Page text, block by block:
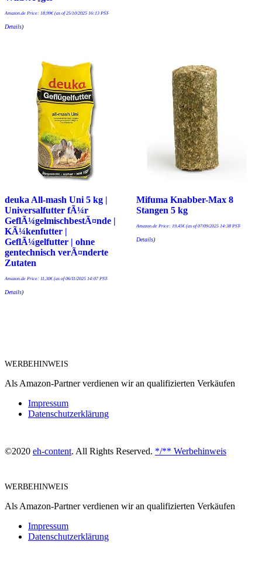
Amazon.de Price: 18,99€(as of 25/10/2025 16:13 PST-
Details)
deuka All-mash Uni 5 kg |
Universalfutter fÃ¼r
GeflÃ¼gelmischbestÃ¤nde |
KÃ¼kenfutter |
GeflÃ¼gelfutter | ohne
gentechnisch verÃ¤nderte
Zutaten
Amazon.de Price: 11,30€(as of 06/11/2025 14:07 PST-
Details)
Mifuma Knabber-Max 8
Stangen 5 kg
Amazon.de Price: 19,45€(as of 07/09/2025 14:38 PST-
Details)
WERBEHINWEIS
Als Amazon-Partner verdienen wir an qualifizierten Verkäufen
Impressum
Datenschutzerklärung
©2020 eh-content. All Rights Reserved. */** Werbehinweis
WERBEHINWEIS
Als Amazon-Partner verdienen wir an qualifizierten Verkäufen
Impressum
Datenschutzerklärung